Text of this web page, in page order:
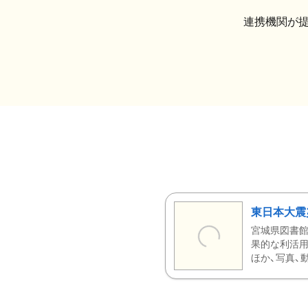
連携機関が
東日本大
宮城県図書
果的な利活
ほか、写真、